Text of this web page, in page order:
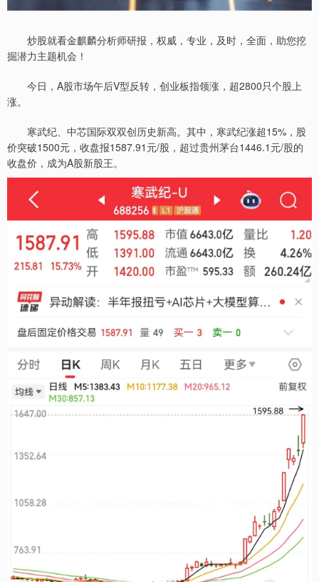
炒股就看金麒麟分析师研报，权威，专业，及时，全面，助您挖
掘潜力主题机会！
今日，A股市场午后V型反转，创业板指领涨，超2800只个股上
涨。
寒武纪、中芯国际双双创历史新高。其中，寒武纪涨超15%，股
价突破1500元，收盘报1587.91元/股，超过贵州茅台1446.1元/股的
收盘价，成为A股新股王。